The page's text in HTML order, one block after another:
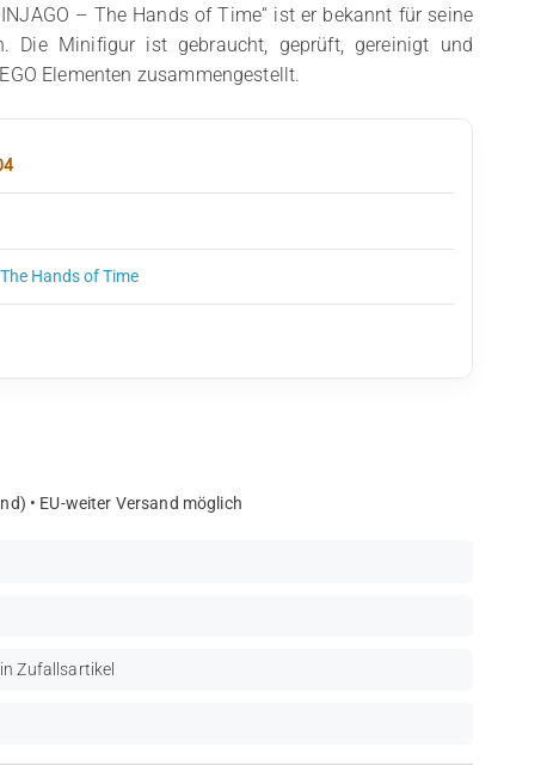
– The Hands of Time“ ist er bekannt für seine
Die Minifigur ist gebraucht, geprüft, gereinigt und
Elementen zusammengestellt.
Hands of Time
• EU-weiter Versand möglich
Zufallsartikel